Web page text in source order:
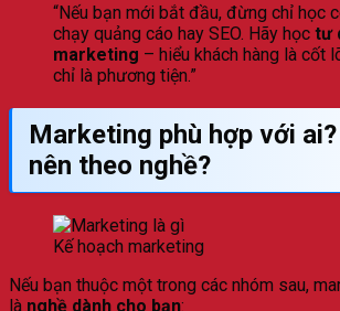
“Nếu bạn mới bắt đầu, đừng chỉ học
chạy quảng cáo hay SEO. Hãy học tư
marketing – hiểu khách hàng là cốt
chỉ là phương tiện.”
Marketing phù hợp với
nên theo nghề?
Kế hoạch marketing
Nếu bạn thuộc một trong các nhóm sau,
là nghề dành cho bạn: